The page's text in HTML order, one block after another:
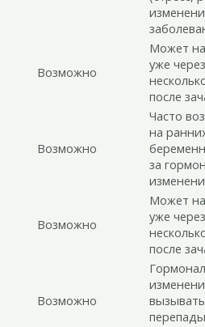
Возможно
Может
уже через
после
Возможно
Часто
на
за
Возможно
Может
уже через
после
Возможно
вызывать
перепады